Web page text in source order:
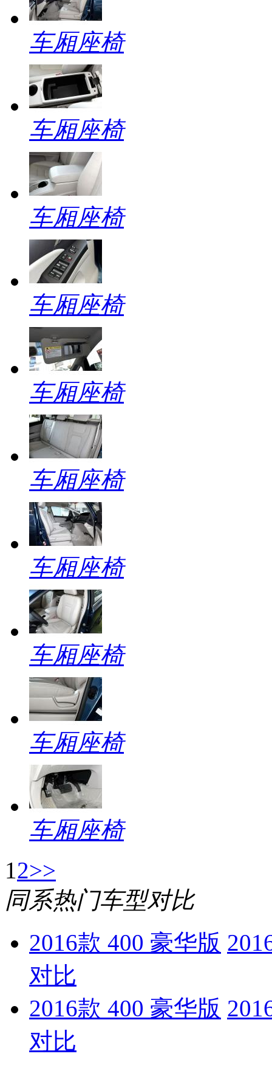
车厢座椅
车厢座椅
车厢座椅
车厢座椅
车厢座椅
车厢座椅
车厢座椅
车厢座椅
车厢座椅
车厢座椅
12>>
同系热门车型对比
2016款 400 豪华版
对比
2016款 400 豪华版
对比